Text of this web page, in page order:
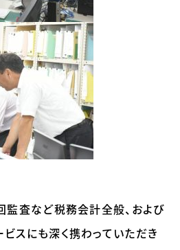
監査など税務会計全般、および
スにも深く携わっていただき